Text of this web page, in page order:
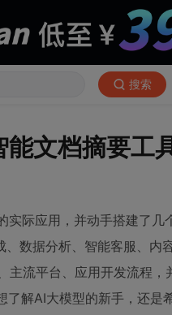
搜索
文档摘要工
实际应用，并动手搭建了几
数据分析、智能客服、内
主流平台、应用开发流程，
解AI大模型的新手，还是